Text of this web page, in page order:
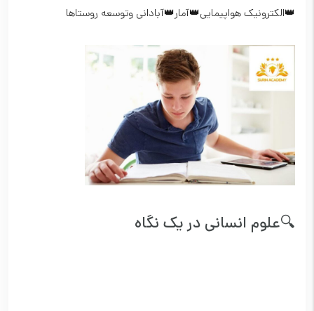
👑الکترونیک هواپیمایی👑آمار👑آبادانی وتوسعه روستاها
🔍علوم انسانی در یک نگاه